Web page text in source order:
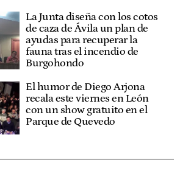
La Junta diseña con los cotos
de caza de Ávila un plan de
ayudas para recuperar la
fauna tras el incendio de
Burgohondo
El humor de Diego Arjona
recala este viernes en León
con un show gratuito en el
Parque de Quevedo